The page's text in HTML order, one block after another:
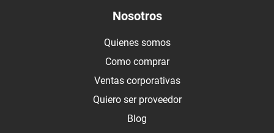
Nosotros
Quienes somos
Como comprar
Ventas corporativas
Quiero ser proveedor
Blog